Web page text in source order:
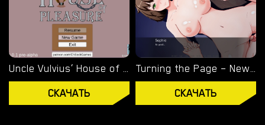
ХЕНТАЙ
ОВЕРВОТЧ
ЛЕДИ ДИМИТРЕСКУ
RESIDENT EVIL
Uncle Vulvius’ House of Pleasure – New Version 0.14.1 [CherrySock]
СКАЧАТЬ
Turning the Page – New Version 0.20.1 [Azienda]
СКАЧАТЬ